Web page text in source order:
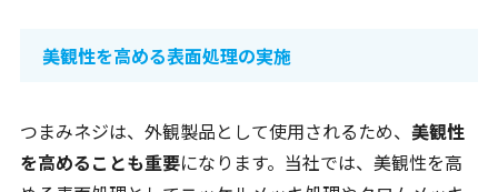
美観性を高める表面処理の実施
つまみネジは、外観製品として使用されるため、 美観性
を高めることも重要になります。当社では、美観性を高